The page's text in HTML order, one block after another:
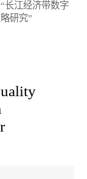
长江经济带数字
研究”